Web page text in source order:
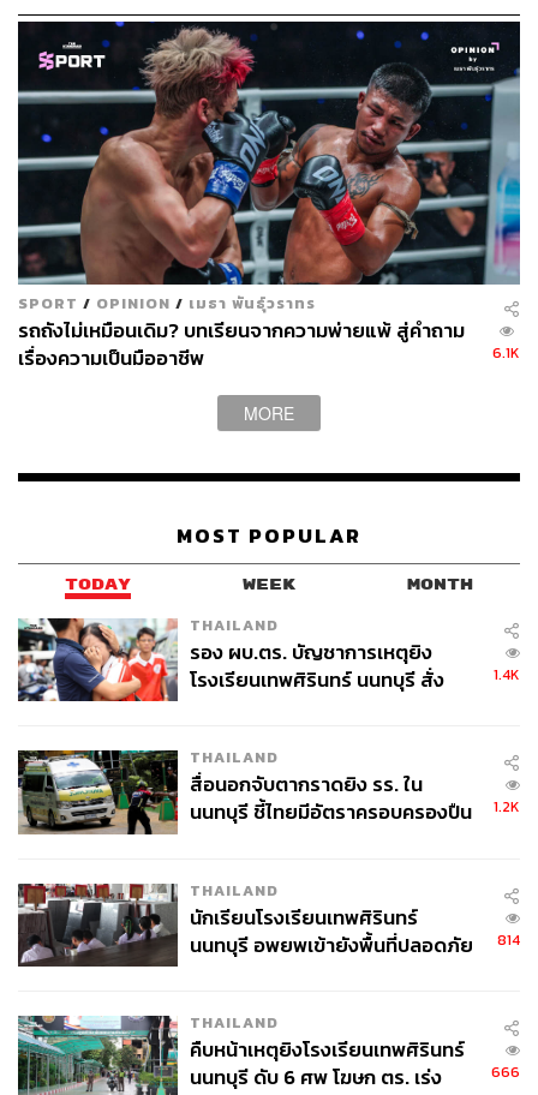
TAGS:
มวยไทย
ทูลกระหม่อมหญิงอุบลรัตนราชกัญญา สิริวัฒนาพรรณ
วดี
Muaythai World Festival 2025
181
ABOUT THE AUTHOR
กองบรรณาธิการ THE STANDARD
SPORT / OPINION / เมธา พันธุ์วราทร
รถถังไม่เหมือนเดิม? บทเรียนจากความพ่ายแพ้ สู่คำถาม
เรื่องความเป็นมืออาชีพ
6.1K
MORE
MOST POPULAR
TODAY WEEK MONTH
THAILAND
รอง ผบ.ตร. บัญชาการเหตุยิง
โรงเรียนเทพศิรินทร์ นนทบุรี สั่ง
1.4K
THAILAND
สื่อนอกจับตากราดยิง รร. ใน
นนทบุรี ชี้ไทยมีอัตราครอบครองปืน
1.2K
THAILAND
นักเรียนโรงเรียนเทพศิรินทร์
นนทบุรี อพยพเข้ายังพื้นที่ปลอดภัย
814
THAILAND
คืบหน้าเหตุยิงโรงเรียนเทพศิรินทร์
นนทบุรี ดับ 6 ศพ โฆษก ตร. เร่ง
666